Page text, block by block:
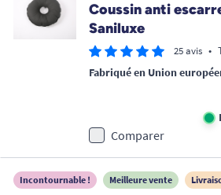
Coussin anti
Saniluxe
25 avis •
Fabriqué en Union
Comparer
Incontournable ! Meilleure vente